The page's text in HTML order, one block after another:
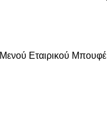
Μενού Εταιρικού